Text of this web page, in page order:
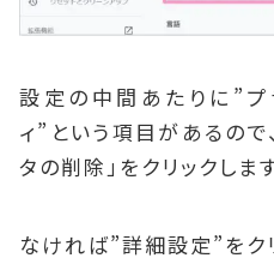
設定の中間あたりに”プ
ィ”という項目があるので
タの削除」をクリックします
なければ”詳細設定”をク